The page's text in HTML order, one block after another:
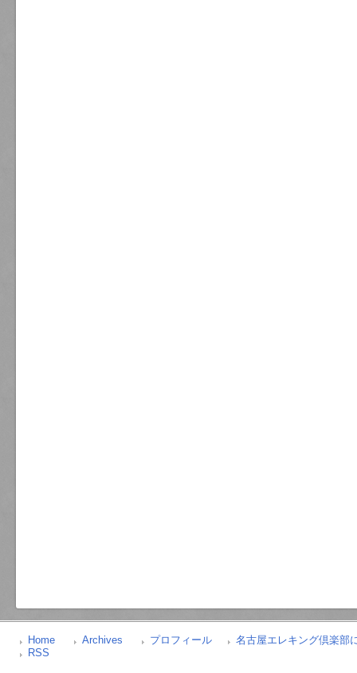
Home Archives プロフィール
名古屋エレキング倶楽部
RSS